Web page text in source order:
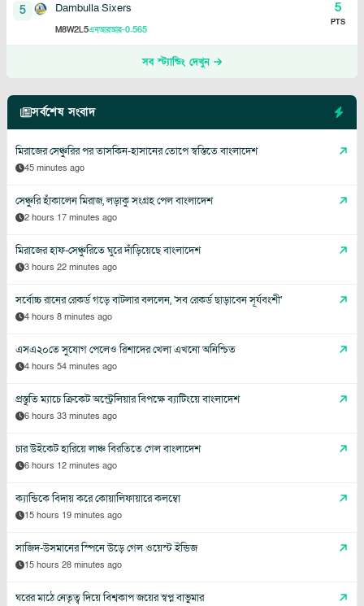
5 Dambulla Sixers
M8W2L5এনআরআর-0.565
5
PTS
সব স্ট্যান্ডিং দেখুন
সর্বশেষ সংবাদ
মিরাজের সেঞ্চুরির পর তাসকিন-হাসানের তোপে স্বস্তিতে বাংলাদেশ
45 minutes ago
সেঞ্চুরি হাঁকালেন মিরাজ, লড়াকু সংগ্রহ পেল বাংলাদেশ
2 hours 17 minutes ago
মিরাজের হাফ-সেঞ্চুরিতে ঘুরে দাঁড়িয়েছে বাংলাদেশ
3 hours 22 minutes ago
সর্বোচ্চ রানের রেকর্ড গড়ে বাটলার বললেন, 'সব রেকর্ড ছাড়াবেন সূর্যবংশী'
4 hours 8 minutes ago
এসএ২০তে সুযোগ পেলেও রিশাদের খেলা এখনো অনিশ্চিত
4 hours 54 minutes ago
প্রস্তুতি ম্যাচে ক্রিকেট অস্ট্রেলিয়ার বিপক্ষে ব্যাটিংয়ে বাংলাদেশ
6 hours 33 minutes ago
চার উইকেট হারিয়ে লাঞ্চ বিরতিতে গেল বাংলাদেশ
6 hours 12 minutes ago
ক্যান্ডিকে বিদায় করে কোয়ালিফায়ারে কলম্বো
15 hours 19 minutes ago
সাজিদ-উসমানের স্পিনে উড়ে গেল ওয়েস্ট ইন্ডিজ
15 hours 28 minutes ago
ঘরের মাঠে নেতৃত্ব দিয়ে বিশ্বকাপ জয়ের স্বপ্ন বাভুমার